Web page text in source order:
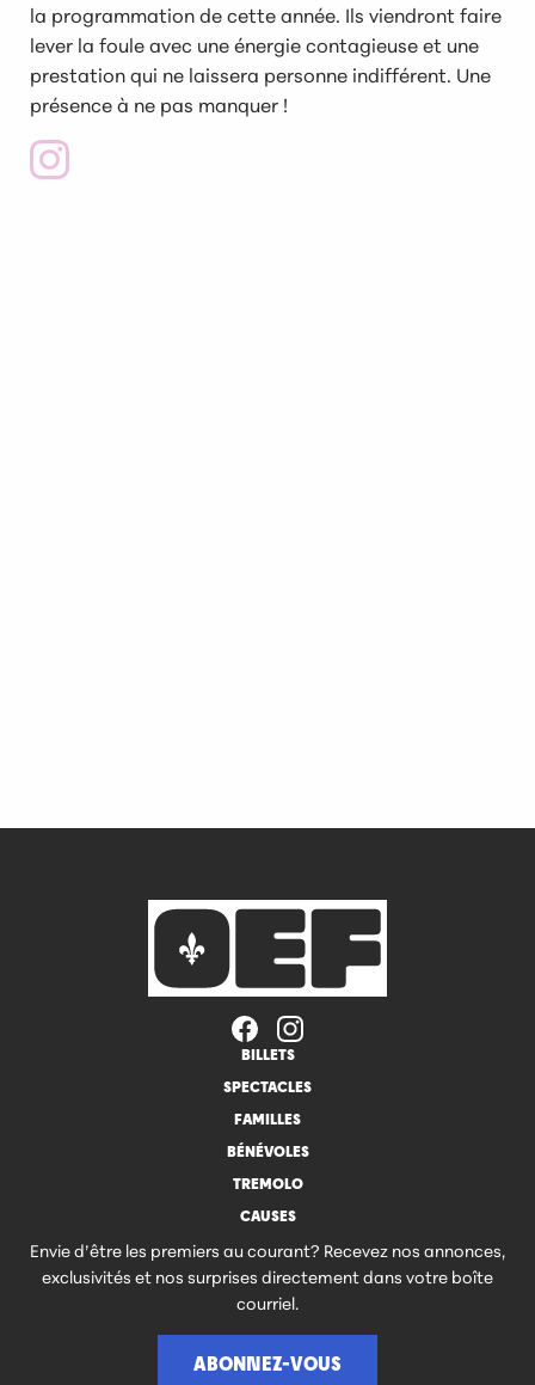
la programmation de cette année. Ils viendront faire
lever la foule avec une énergie contagieuse et une
prestation qui ne laissera personne indifférent. Une
présence à ne pas manquer !
BILLETS
SPECTACLES
FAMILLES
BÉNÉVOLES
TREMOLO
CAUSES
Envie d’être les premiers au courant? Recevez nos annonces,
exclusivités et nos surprises directement dans votre boîte
courriel.
ABONNEZ-VOUS